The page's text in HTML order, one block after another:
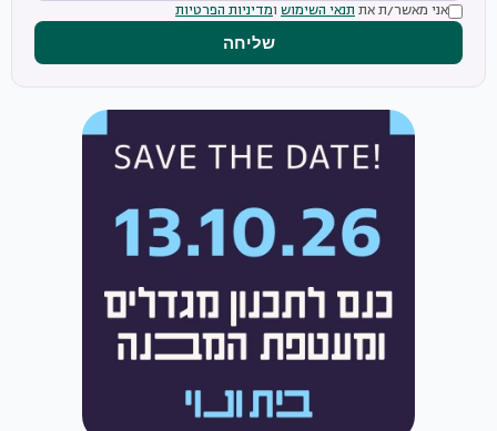
אני מאשר/ת את תנאי השימוש ומדיניות הפרטיות
שליחה